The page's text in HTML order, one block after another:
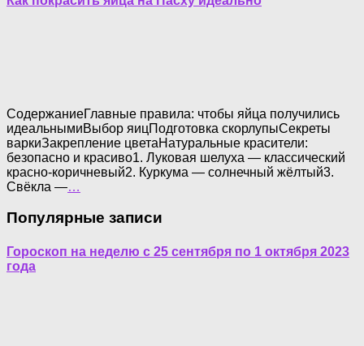
СодержаниеГлавные правила: чтобы яйца получились
идеальнымиВыбор яицПодготовка скорлупыСекреты
варкиЗакрепление цветаНатуральные красители:
безопасно и красиво1. Луковая шелуха — классический
красно-коричневый2. Куркума — солнечный жёлтый3.
Свёкла —…
Популярные записи
Гороскоп на неделю с 25 сентября по 1 октября 2023
года